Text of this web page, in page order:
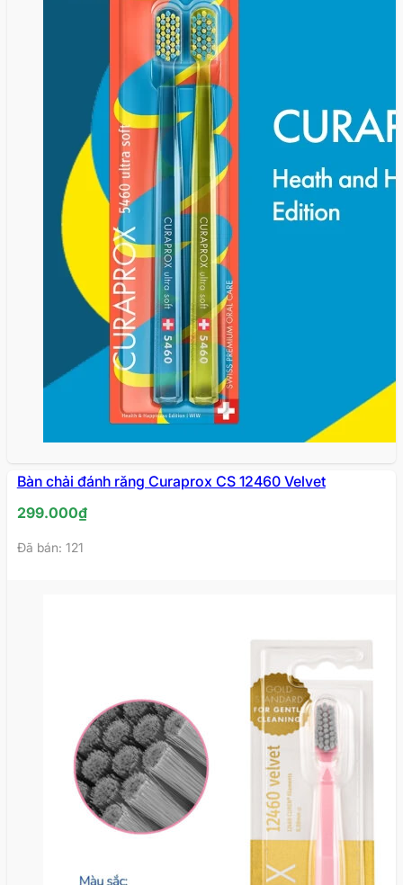
Bàn chải đánh răng Curaprox CS 12460 Velvet
299.000₫
Đã bán: 121